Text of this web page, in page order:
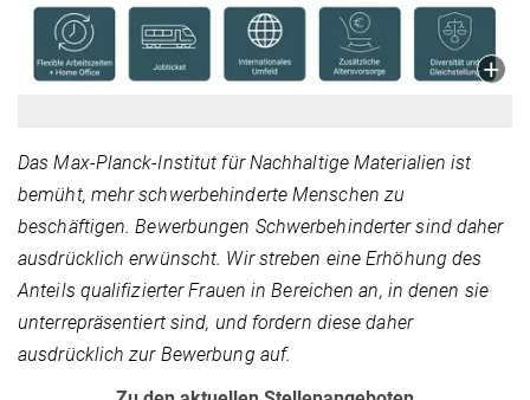
Das Max-Planck-Institut für Nachhaltige Materialien ist
bemüht, mehr schwerbehinderte Menschen zu
beschäftigen. Bewerbungen Schwerbehinderter sind daher
ausdrücklich erwünscht. Wir streben eine Erhöhung des
Anteils qualifizierter Frauen in Bereichen an, in denen sie
unterrepräsentiert sind, und fordern diese daher
ausdrücklich zur Bewerbung auf.